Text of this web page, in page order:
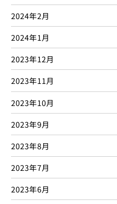
2024年2月
2024年1月
2023年12月
2023年11月
2023年10月
2023年9月
2023年8月
2023年7月
2023年6月